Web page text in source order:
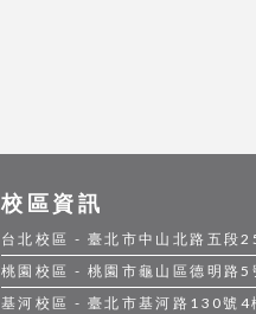
校區資訊
台北校區 - 臺北市中山北路五
桃園校區 - 桃園市龜山區德明
基河校區 - 臺北市基河路130